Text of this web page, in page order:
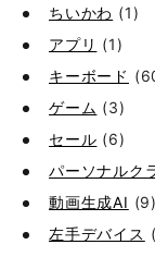
ちいかわ (1)
アプリ (1)
キーボード
ゲーム (3)
セール (6)
パーソナルク
動画生成AI (9)
左手デバイス